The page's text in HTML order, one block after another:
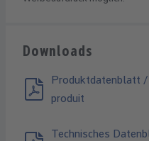
Downloads
Produktdatenblatt
produit
Technisches